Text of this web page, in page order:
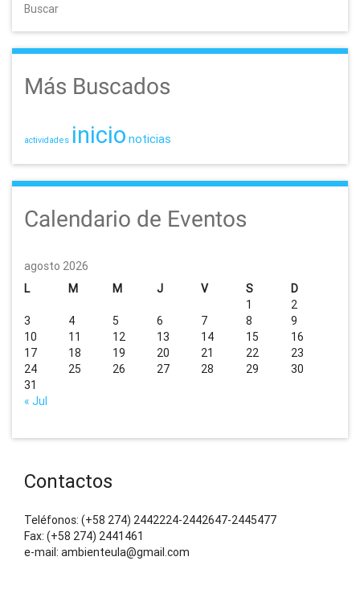
Buscar
Más Buscados
actividades inicio noticias
Calendario de Eventos
agosto 2026
L
M M J V S D
« Jul
1
2
3
4 5 6 7 8
9
10
11 12 13 14 15
16
17
18 19 20 21 22
23
24
25 26 27 28 29
30
31
Contactos
Teléfonos: (+58 274) 2442224-2442647-2445477
Fax: (+58 274) 2441461
e-mail: ambienteula@gmail.com